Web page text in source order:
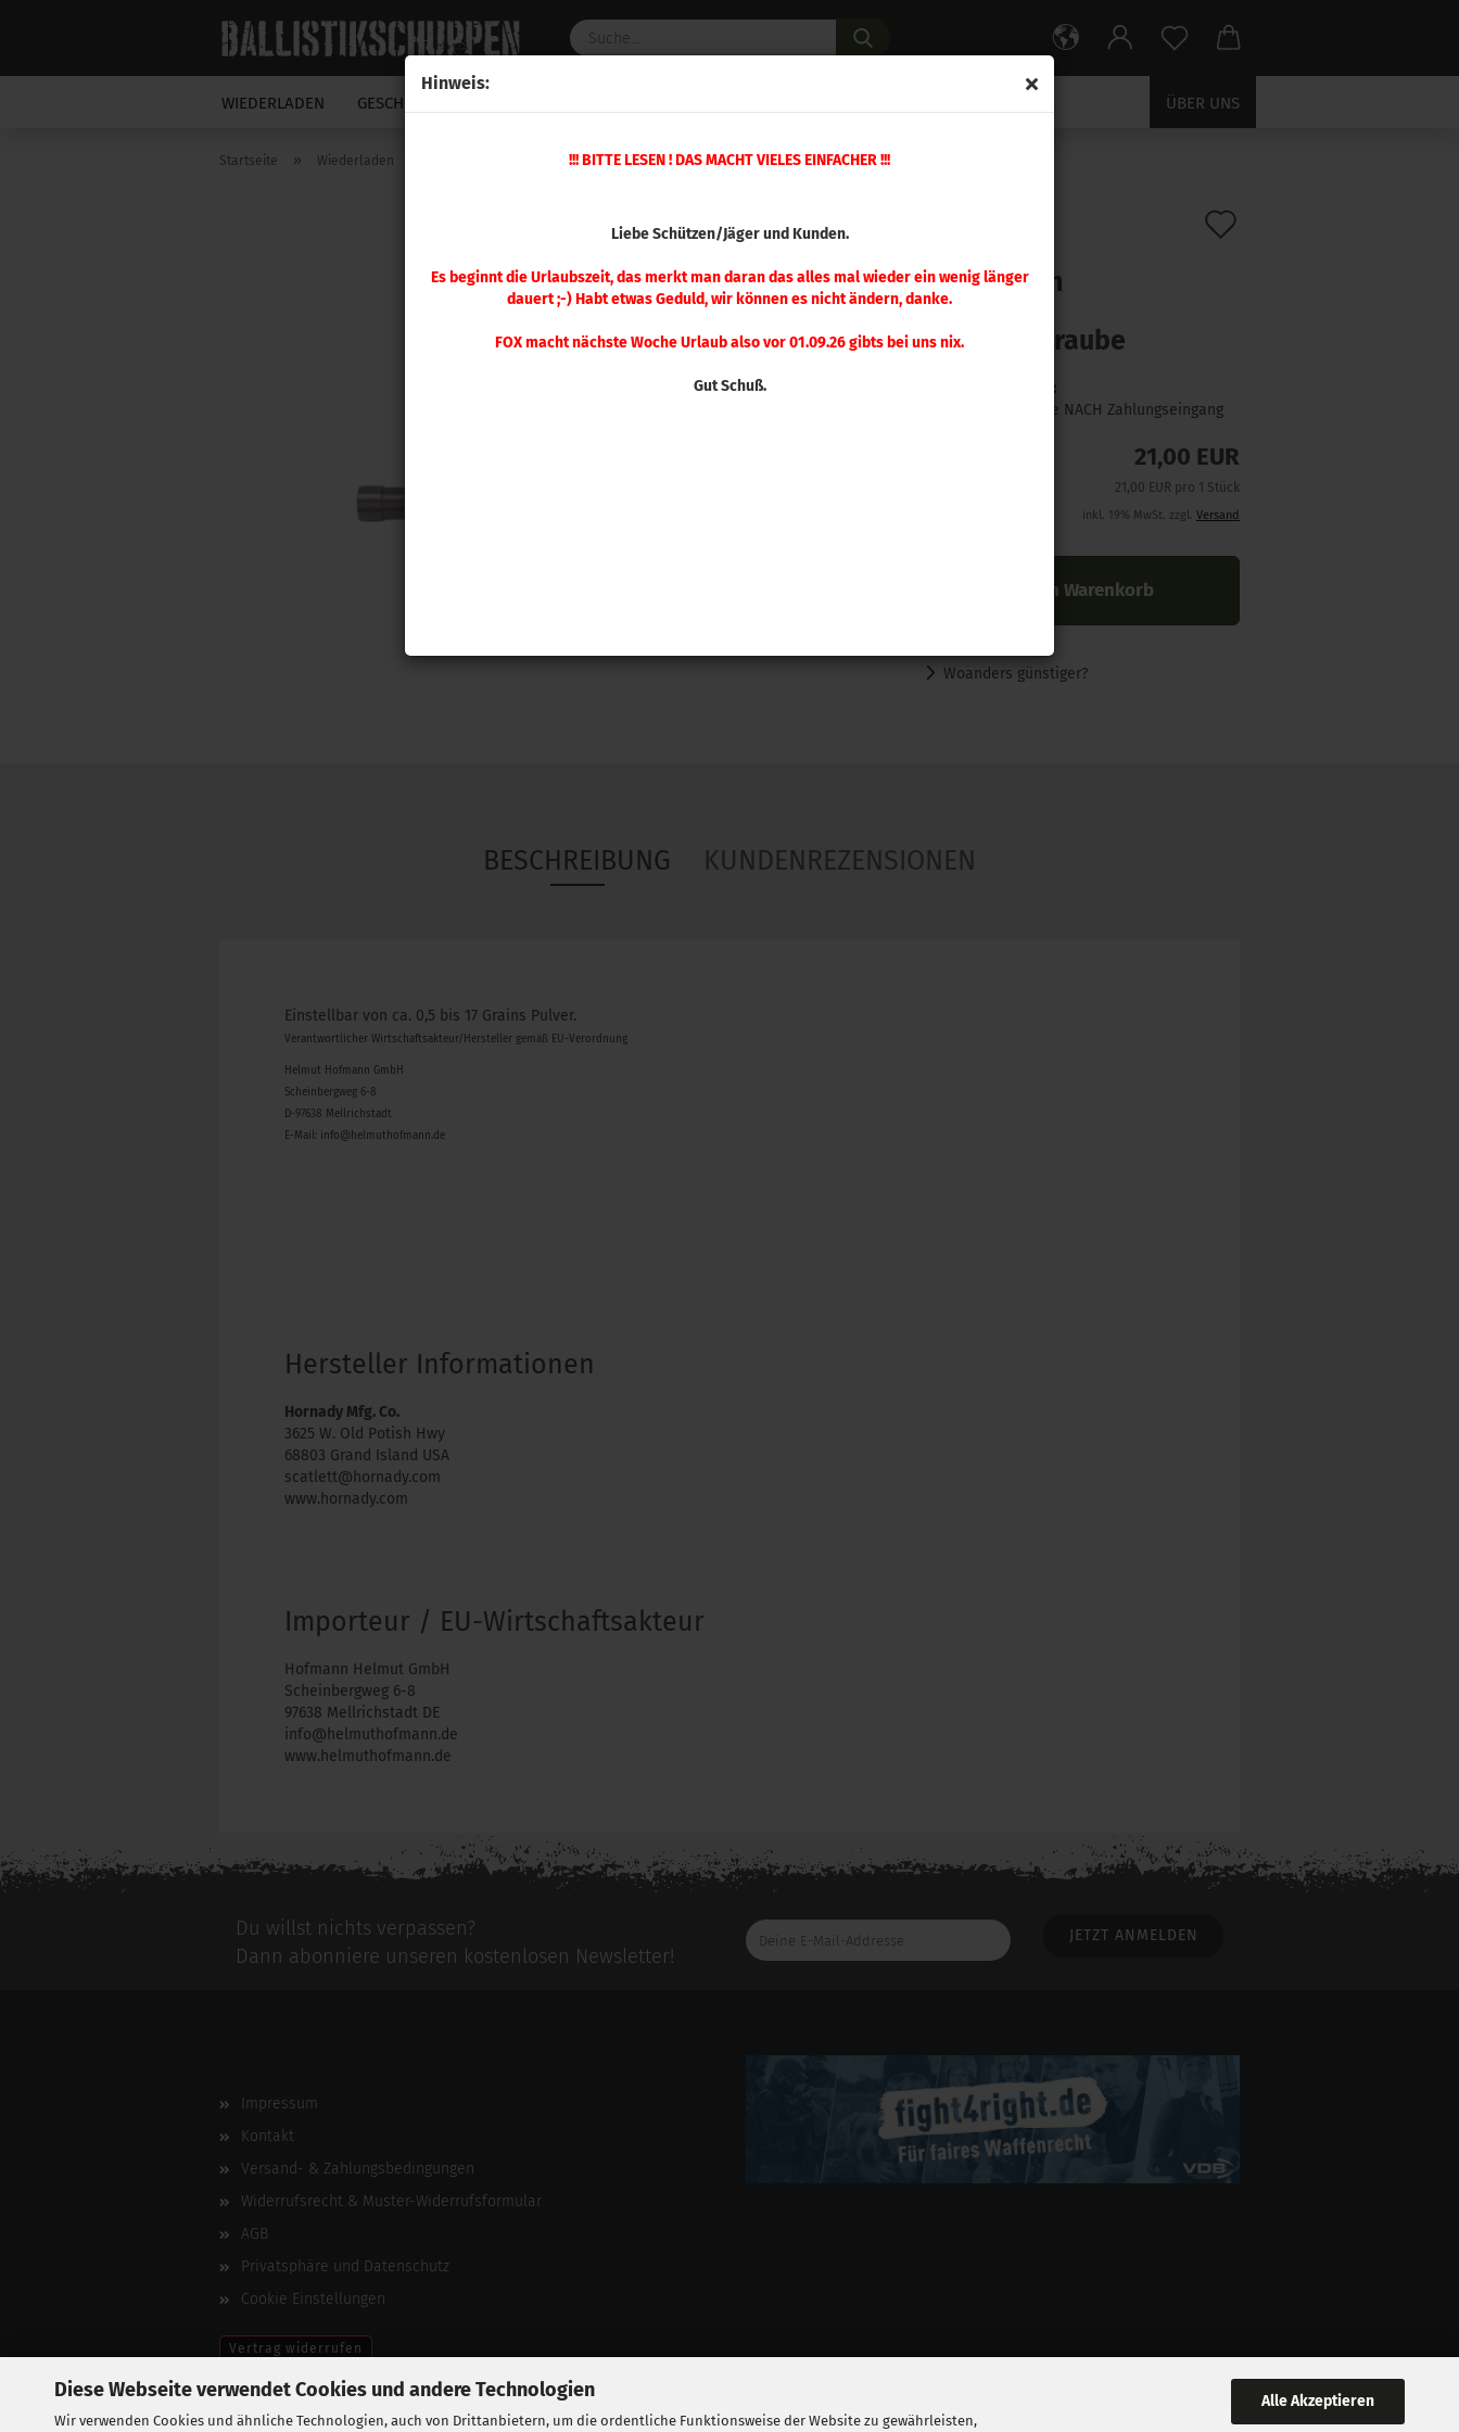
Diese Webseite verwendet Cookies und andere Technologien
Wir verwenden Cookies und ähnliche Technologien, auch von Drittanbietern, um die ordentliche Funktionsweise der Website zu gewährleisten,
Alle Akzeptieren
Hinweis:
!!! BITTE LESEN ! DAS MACHT VIELES EINFACHER !!!
Liebe Schützen/Jäger und Kunden.
Es beginnt die Urlaubszeit, das merkt man daran das alles mal wieder ein wenig länger
dauert ;-) Habt etwas Geduld, wir können es nicht ändern, danke.
FOX macht nächste Woche Urlaub also vor 01.09.26 gibts bei uns nix.
Gut Schuß.
WIEDERLADEN GESCHOSSE ÜBER UNS
Startseite » Wiederladen Pulverfüller + mehr » Hornady Kurzwaffen Standard Einstellschraube
Kurzwaffen
Standard
Einstellschraube
Lieferzeit:
1 Woche NACH Zahlungseingang
21,00 EUR
21,00 EUR pro 1 Stück
inkl. 19% MwSt. zzgl. Versand
In den Warenkorb
Woanders günstiger?
BESCHREIBUNG KUNDENREZENSIONEN
Einstellbar von ca. 0,5 bis 17 Grains Pulver.
Verantwortlicher Wirtschaftsakteur/Hersteller gemäß EU-Verordnung
Helmut Hofmann GmbH
Scheinbergweg 6-8
D-97638 Mellrichstadt
E-Mail: info@helmuthofmann.de
Hersteller Informationen
Hornady Mfg. Co.
3625 W. Old Potish Hwy
68803 Grand Island USA
scatlett@hornady.com
www.hornady.com
Importeur / EU-Wirtschaftsakteur
Hofmann Helmut GmbH
Scheinbergweg 6-8
97638 Mellrichstadt DE
info@helmuthofmann.de
www.helmuthofmann.de
Du willst nichts verpassen?
Dann abonniere unseren kostenlosen Newsletter!
Deine
E-
Impressum
Kontakt
Versand- & Zahlungsbedingungen
Widerrufsrecht & Muster-Widerrufsformular
AGB
Privatsphäre und Datenschutz
Cookie Einstellungen
Vertrag widerrufen